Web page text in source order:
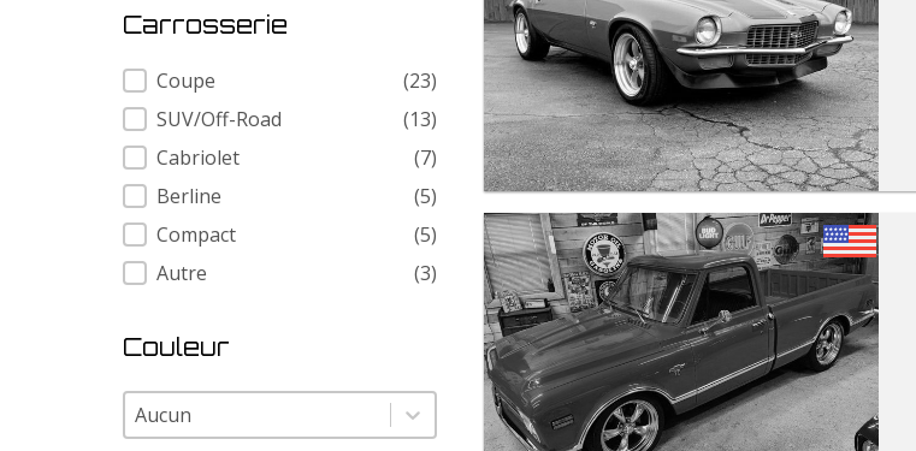
Carrosserie
Carrosserie
Coupe
(23)
SUV/Off-Road
(13)
Cabriolet
(7)
Berline
(5)
Compact
(5)
Autre
(3)
Couleur
Couleur
Couleur